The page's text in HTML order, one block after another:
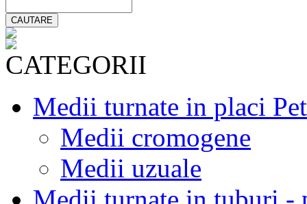
CATEGORII
Medii turnate in placi
Medii cromogene
Medii uzuale